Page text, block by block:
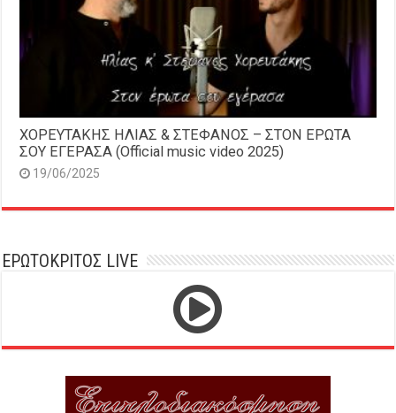
ΧΟΡΕΥΤΑΚΗΣ ΗΛΙΑΣ & ΣΤΕΦΑΝΟΣ – ΣΤΟΝ ΕΡΩΤΑ
ΣΟΥ ΕΓΕΡΑΣΑ (Official music video 2025)
19/06/2025
ΕΡΩΤΟΚΡΙΤΟΣ LIVE